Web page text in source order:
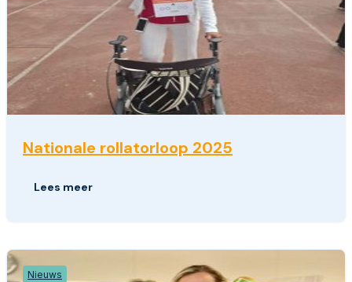
Nationale rollatorloop 2025
Lees meer
Nieuws